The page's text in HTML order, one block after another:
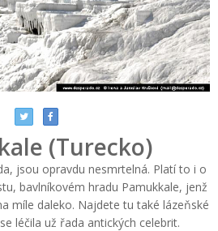
(Turecko)
jsou opravdu nesmrtelná. Platí to i o
bavlníkovém hradu Pamukkale, jenž
míle daleko. Najdete tu také lázeňské
léčila už řada antických celebrit.